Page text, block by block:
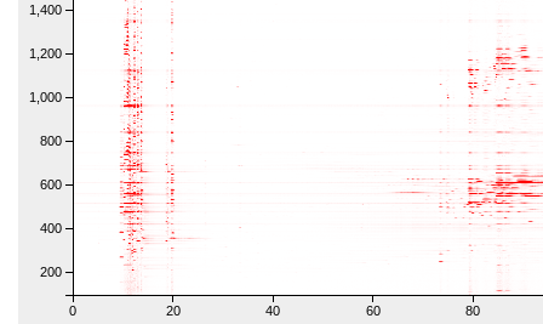
0 20 40 60 80
200
400
600
800
1,000
1,200
1,400